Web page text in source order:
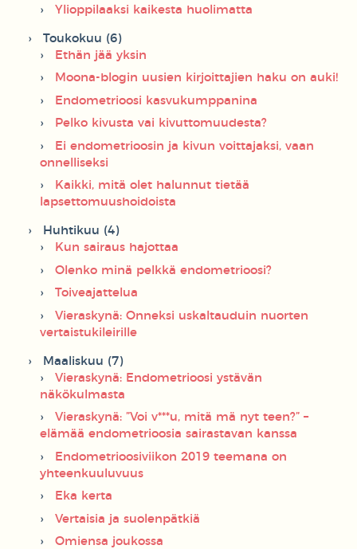
Ylioppilaaksi kaikesta huolimatta
Toukokuu (6)
Ethän jää yksin
Moona-blogin uusien kirjoittajien haku on auki!
Endometrioosi kasvukumppanina
Pelko kivusta vai kivuttomuudesta?
Ei endometrioosin ja kivun voittajaksi, vaan
onnelliseksi
Kaikki, mitä olet halunnut tietää
lapsettomuushoidoista
Huhtikuu (4)
Kun sairaus hajottaa
Olenko minä pelkkä endometrioosi?
Toiveajattelua
Vieraskynä: Onneksi uskaltauduin nuorten
vertaistukileirille
Maaliskuu (7)
Vieraskynä: Endometrioosi ystävän
näkökulmasta
Vieraskynä: ”Voi v***u, mitä mä nyt teen?” –
elämää endometrioosia sairastavan kanssa
Endometrioosiviikon 2019 teemana on
yhteenkuuluvuus
Eka kerta
Vertaisia ja suolenpätkiä
Omiensa joukossa